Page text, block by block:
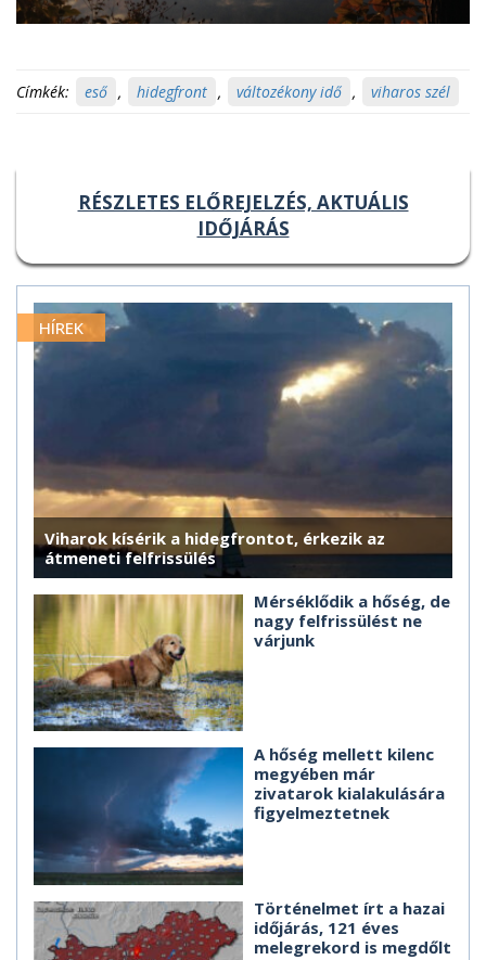
Címkék: eső , hidegfront , változékony idő , viharos szél
RÉSZLETES ELŐREJELZÉS, AKTUÁLIS
IDŐJÁRÁS
HÍREK
Viharok kísérik a hidegfrontot, érkezik az
átmeneti felfrissülés
Mérséklődik a hőség, de
nagy felfrissülést ne
várjunk
A hőség mellett kilenc
megyében már
zivatarok kialakulására
figyelmeztetnek
Történelmet írt a hazai
időjárás, 121 éves
melegrekord is megdőlt